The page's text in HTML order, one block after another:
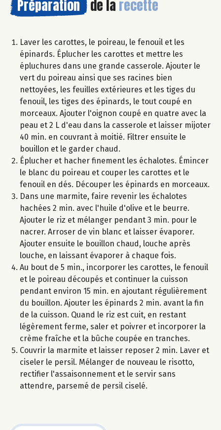
Préparation de la recette
Laver les carottes, le poireau, le fenouil et les
épinards. Éplucher les carottes et mettre les
épluchures dans une grande casserole. Ajouter le
vert du poireau ainsi que ses racines bien
nettoyées, les feuilles extérieures et les tiges du
fenouil, les tiges des épinards, le tout coupé en
morceaux. Ajouter l'oignon coupé en quatre avec la
peau et 2 L d'eau dans la casserole et laisser mijoter
40 min. en couvrant à moitié. Filtrer ensuite le
bouillon et le garder chaud.
Éplucher et hacher finement les échalotes. Émincer
le blanc du poireau et couper les carottes et le
fenouil en dés. Découper les épinards en morceaux.
Dans une marmite, faire revenir les échalotes
hachées 2 min. avec l'huile d'olive et le beurre.
Ajouter le riz et mélanger pendant 3 min. pour le
nacrer. Arroser de vin blanc et laisser évaporer.
Ajouter ensuite le bouillon chaud, louche après
louche, en laissant évaporer à chaque fois.
Au bout de 5 min., incorporer les carottes, le fenouil
et le poireau découpés et continuer la cuisson
pendant environ 15 min. en ajoutant régulièrement
du bouillon. Ajouter les épinards 2 min. avant la fin
de la cuisson. Quand le riz est cuit, en restant
légèrement ferme, saler et poivrer et incorporer la
crème fraîche et la bûche coupée en tranches.
Couvrir la marmite et laisser reposer 2 min. Laver et
ciseler le persil. Mélanger de nouveau le risotto,
rectifier l'assaisonnement et le servir sans
attendre, parsemé de persil ciselé.